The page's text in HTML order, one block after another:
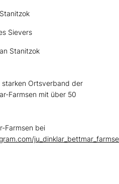
Ortsverband der
Farmsen mit über 50
Farmsen bei